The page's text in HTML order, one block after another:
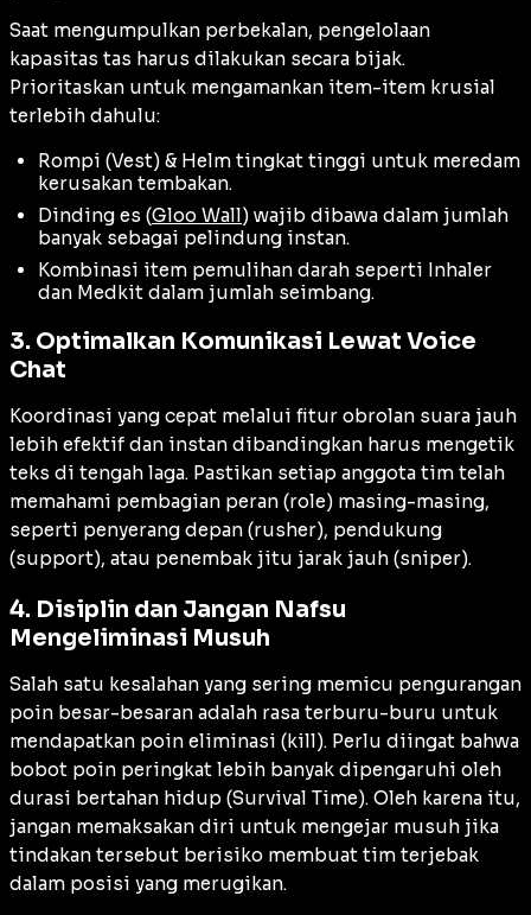
Saat mengumpulkan perbekalan, pengelolaan
kapasitas tas harus dilakukan secara bijak.
Prioritaskan untuk mengamankan item-item krusial
terlebih dahulu:
Rompi (Vest) & Helm tingkat tinggi untuk meredam
kerusakan tembakan.
Dinding es (Gloo Wall) wajib dibawa dalam jumlah
banyak sebagai pelindung instan.
Kombinasi item pemulihan darah seperti Inhaler
dan Medkit dalam jumlah seimbang.
3. Optimalkan Komunikasi Lewat Voice
Chat
Koordinasi yang cepat melalui fitur obrolan suara jauh
lebih efektif dan instan dibandingkan harus mengetik
teks di tengah laga. Pastikan setiap anggota tim telah
memahami pembagian peran (role) masing-masing,
seperti penyerang depan (rusher), pendukung
(support), atau penembak jitu jarak jauh (sniper).
4. Disiplin dan Jangan Nafsu
Mengeliminasi Musuh
Salah satu kesalahan yang sering memicu pengurangan
poin besar-besaran adalah rasa terburu-buru untuk
mendapatkan poin eliminasi (kill). Perlu diingat bahwa
bobot poin peringkat lebih banyak dipengaruhi oleh
durasi bertahan hidup (Survival Time). Oleh karena itu,
jangan memaksakan diri untuk mengejar musuh jika
tindakan tersebut berisiko membuat tim terjebak
dalam posisi yang merugikan.